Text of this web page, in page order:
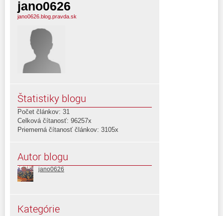
jano0626
jano0626.blog.pravda.sk
Štatistiky blogu
Počet článkov: 31
Celková čítanosť: 96257x
Priemerná čítanosť článkov: 3105x
Autor blogu
jano0626
Kategórie